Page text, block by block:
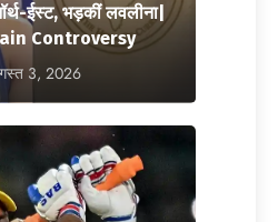
ईस्ट, भड़कीं लवलीना|
Controversy
3, 2026